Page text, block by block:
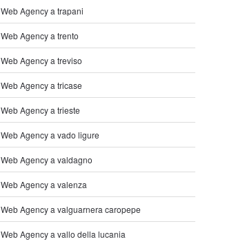
Web Agency a trapani
Web Agency a trento
Web Agency a treviso
Web Agency a tricase
Web Agency a trieste
Web Agency a vado ligure
Web Agency a valdagno
Web Agency a valenza
Web Agency a valguarnera caropepe
Web Agency a vallo della lucania